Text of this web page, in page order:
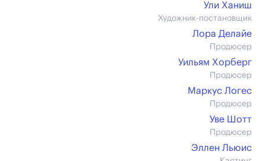
Ули Ханиш
Художник-постановщик
Лора Делайе
Продюсер
Уильям Хорберг
Продюсер
Маркус Логес
Продюсер
Уве Шотт
Продюсер
Эллен Льюис